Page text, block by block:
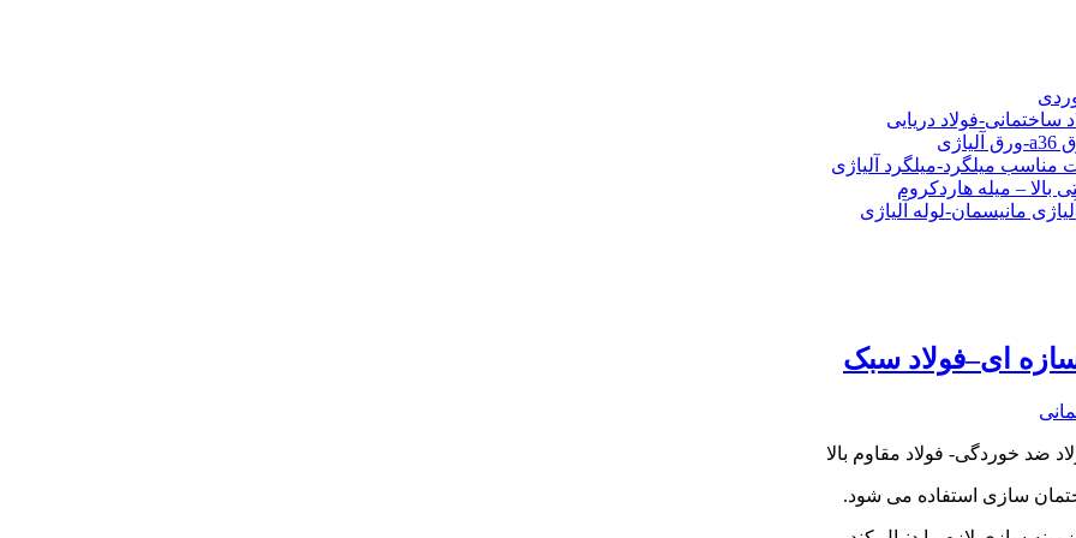
ساختمانی-فولاد دریایی
مناسب میلگرد-میلگرد آلیاژی
– میله هاردکروم
مانیسمان-لوله آلیاژی